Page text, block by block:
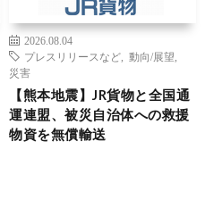
2026.08.04
プレスリリースなど
動向/展望
災害
【熊本地震】JR貨物と全国通
運連盟、被災自治体への救援
物資を無償輸送